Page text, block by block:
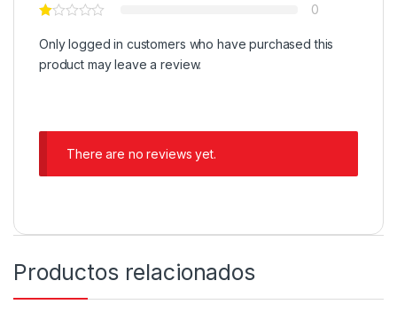
0
Only logged in customers who have purchased this
product may leave a review.
There are no reviews yet.
Productos relacionados